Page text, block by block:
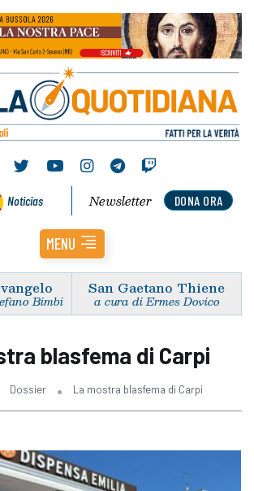
Noticias DONA ORA
Newsletter
MENU
Bimbi
San Gaetano Thiene
a cura di Ermes Dovico
blasfema di Carpi
Dossier La mostra blasfema di Carpi